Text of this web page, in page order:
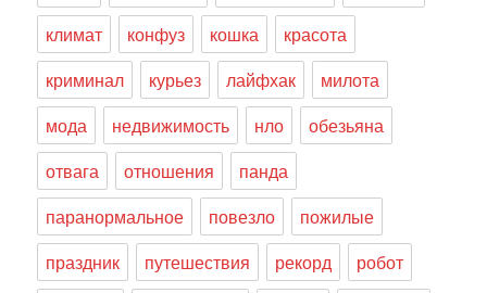
климат
конфуз кошка
красота
криминал
курьез лайфхак
милота
мода
недвижимость нло
обезьяна
отвага
отношения
панда
паранормальное
повезло
пожилые
праздник
путешествия рекорд
робот